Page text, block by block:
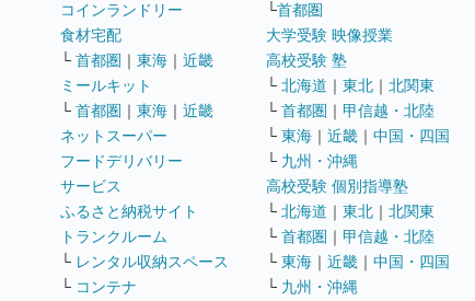
コインランドリー
食材宅配
└ 首都圏 ｜ 東海 ｜ 近畿
ミールキット
└ 首都圏 ｜ 東海 ｜ 近畿
ネットスーパー
フードデリバリー
サービス
ふるさと納税サイト
トランクルーム
└ レンタル収納スペース
└ コンテナ
└首都圏
大学受験 映像授業
高校受験 塾
└ 北海道 ｜ 東北 ｜ 北関東
└ 首都圏 ｜ 甲信越・北陸
└ 東海 ｜ 近畿 ｜ 中国・四国
└ 九州・沖縄
高校受験 個別指導塾
└ 北海道 ｜ 東北 ｜ 北関東
└ 首都圏 ｜ 甲信越・北陸
└ 東海 ｜ 近畿 ｜ 中国・四国
└ 九州・沖縄